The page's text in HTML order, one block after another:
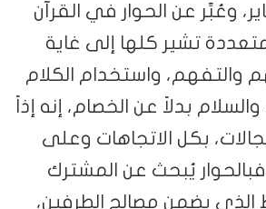
وعُبِّر عن الحوار في القرآن
تشير كلها إلى غاية
والتفهم، واستخدام الكلام
بدلاً عن الخصام، إنه إذاً
بكل الاتجاهات وعلى
يُبحث عن المشترك
الذي يضمن مصالح الطرفين،